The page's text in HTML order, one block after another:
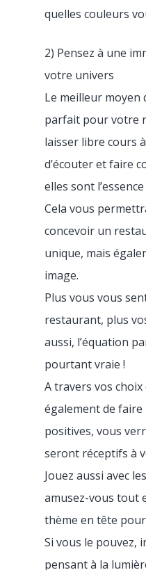
quelles couleurs
2) Pensez à une
votre univers
Le meilleur moyen
parfait pour votre
laisser libre cours
d’écouter et faire
elles sont
Cela vous
concevoir un
unique, mais
image.
Plus vous vous
restaurant, plus
aussi, l’équation
pourtant vraie !
A travers vos
également de
positives, vous
seront réceptifs à
Jouez aussi avec
amusez-vous tout
thème en tête
Si vous le pouvez,
pensant à la